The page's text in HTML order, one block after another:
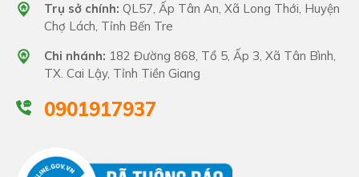
Trụ sở chính: QL57, Ấp Tân An, Xã Long Thới, Huyện
Chợ Lách, Tỉnh Bến Tre
Chi nhánh: 182 Đường 868, Tổ 5, Ấp 3, Xã Tân Bình,
TX. Cai Lậy, Tỉnh Tiền Giang
0901917937